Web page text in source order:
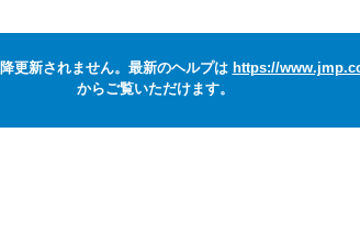
更新されません。最新のヘルプは https://
からご覧いただけます。